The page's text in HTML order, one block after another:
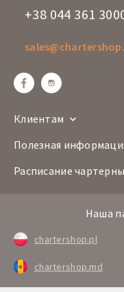
+38 044 361
Клиентам
Полезная
Расписание
Наша
chartershop.pl
chartershop.md